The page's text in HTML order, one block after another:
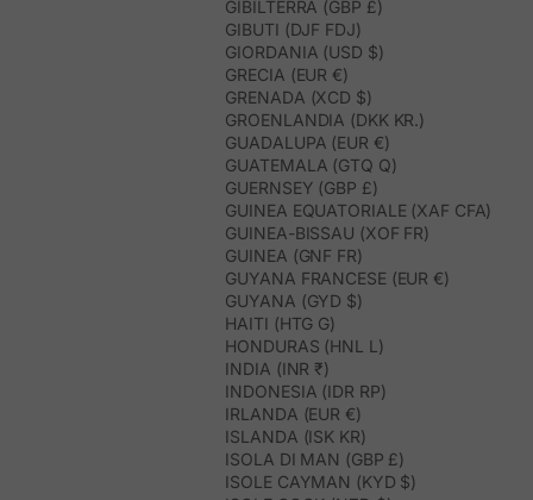
GIBILTERRA (GBP £)
GIBUTI (DJF FDJ)
GIORDANIA (USD $)
GRECIA (EUR €)
GRENADA (XCD $)
GROENLANDIA (DKK KR.)
GUADALUPA (EUR €)
GUATEMALA (GTQ Q)
GUERNSEY (GBP £)
GUINEA EQUATORIALE (XAF CFA)
GUINEA-BISSAU (XOF FR)
GUINEA (GNF FR)
GUYANA FRANCESE (EUR €)
GUYANA (GYD $)
HAITI (HTG G)
HONDURAS (HNL L)
INDIA (INR ₹)
INDONESIA (IDR RP)
IRLANDA (EUR €)
ISLANDA (ISK KR)
ISOLA DI MAN (GBP £)
ISOLE CAYMAN (KYD $)